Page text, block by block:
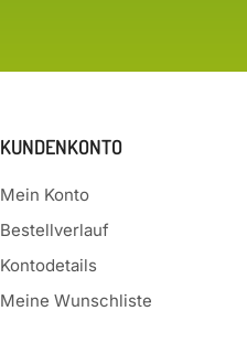
KUNDENKONTO
Mein Konto
Bestellverlauf
Kontodetails
Meine Wunschliste